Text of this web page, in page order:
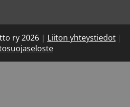
ry 2026 | Liiton yhteystiedot |